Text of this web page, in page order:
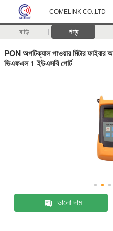
COMELINK CO.,LTD
বাড়ি পণ্য
PON অপটিক্যাল পাওয়ার মিটার ফাইবার
ভিএফএল 1 ইউএসবি পোর্ট
ভালো দাম